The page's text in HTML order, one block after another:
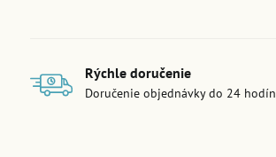
Rýchle doručenie
Doručenie objednávky do 24 hodín